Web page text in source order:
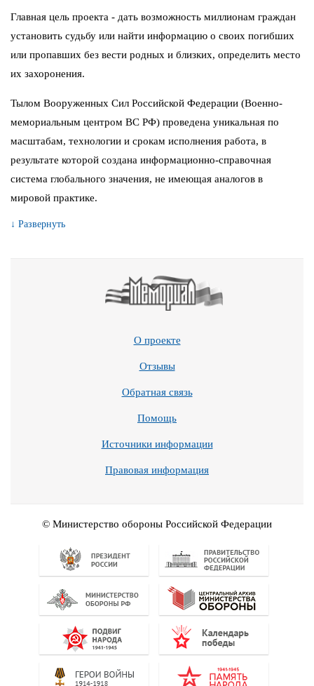
Главная цель проекта - дать возможность миллионам граждан
установить судьбу или найти информацию о своих погибших
или пропавших без вести родных и близких, определить место
их захоронения.
Тылом Вооруженных Сил Российской Федерации (Военно-
мемориальным центром ВС РФ) проведена уникальная по
масштабам, технологии и срокам исполнения работа, в
результате которой создана информационно-справочная
система глобального значения, не имеющая аналогов в
мировой практике.
↓ Развернуть
О проекте
Отзывы
Обратная связь
Помощь
Источники информации
Правовая информация
© Министерство обороны Российской Федерации